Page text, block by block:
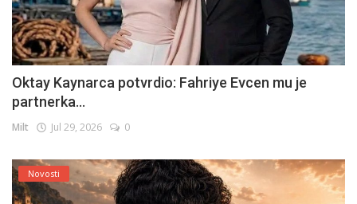
Oktay Kaynarca potvrdio: Fahriye Evcen mu je
partnerka...
Milt Jul 29, 2026 0
Novosti